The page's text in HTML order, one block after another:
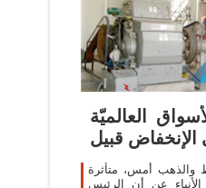
العالميّة
الإنخفاض قبيل
والذهب أمس، متأثرة
عن أن الرئيس